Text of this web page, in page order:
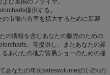
び英国のフライヤ。
提供する。
市場占有率を拡大するために新製
の情報を含むあなたの販売のための
、等提供し、またあなたの昇
あなたの地方貿易ショーのための提
あなたの年次salesvolumetの1-2%の